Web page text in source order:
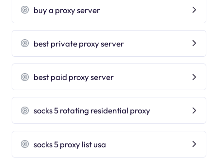
buy a proxy server
best private proxy server
best paid proxy server
socks 5 rotating residential proxy
socks 5 proxy list usa